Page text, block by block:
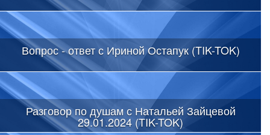
Вопрос - ответ с Ириной Остапук (TIK-TOK)
Разговор по душам с Натальей Зайцевой
29.01.2024 (TIK-TOK)